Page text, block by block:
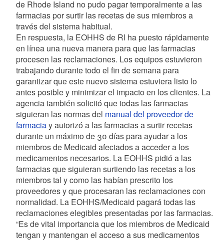
de Rhode Island no pudo pagar temporalmente a las
farmacias por surtir las recetas de sus miembros a
través del sistema habitual.
En respuesta, la EOHHS de RI ha puesto rápidamente
en línea una nueva manera para que las farmacias
procesen las reclamaciones. Los equipos estuvieron
trabajando durante todo el fin de semana para
garantizar que este nuevo sistema estuviera listo lo
antes posible y minimizar el impacto en los clientes. La
agencia también solicitó que todas las farmacias
siguieran las normas del manual del proveedor de
farmaciay autorizó a las farmacias a surtir recetas
durante un máximo de 30 días para ayudar a los
miembros de Medicaid afectados a acceder a los
medicamentos necesarios. La EOHHS pidió a las
farmacias que siguieran surtiendo las recetas a los
miembros tal y como las habían prescrito los
proveedores y que procesaran las reclamaciones con
normalidad. La EOHHS/Medicaid pagará todas las
reclamaciones elegibles presentadas por las farmacias.
“Es de vital importancia que los miembros de Medicaid
tengan y mantengan el acceso a sus medicamentos